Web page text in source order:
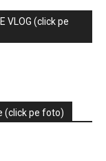
VLOG (click pe
(click pe foto)